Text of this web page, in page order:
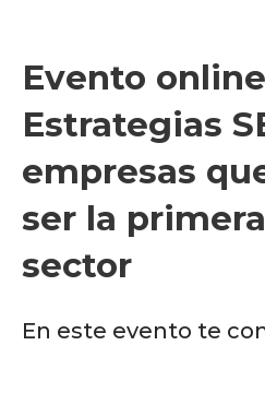
Evento
Estrategias
empresas
ser la
sector
En este evento te